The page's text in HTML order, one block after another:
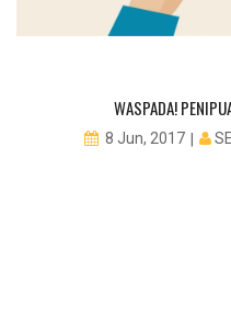
WASPADA!
8 Jun, 2017